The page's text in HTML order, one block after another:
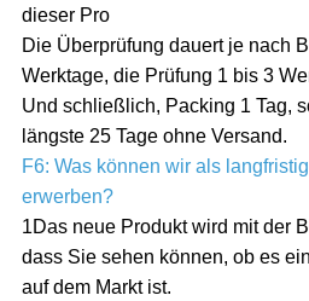
dieser Pro
Die Überprüfung dauert je nach
Werktage, die Prüfung 1 bis 3
Und schließlich, Packing 1 Tag,
längste 25 Tage ohne Versand.
F6: Was können wir als
erwerben?
1Das neue Produkt wird mit der
dass Sie sehen können, ob es
auf dem Markt ist.